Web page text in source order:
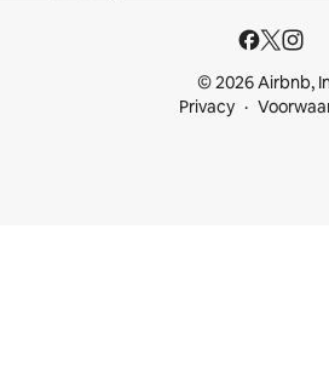
© 2026 Airbnb,
Privacy